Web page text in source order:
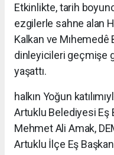
Etkinlikte, tarih
ezgilerle sahne alan
Kalkan ve
dinleyicileri geçmişe
yaşattı.
halkın Yoğun
Artuklu Belediyesi Eş
Mehmet Ali Amak,
Artuklu İlçe Eş